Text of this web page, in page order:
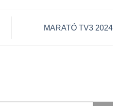
MARATÓ TV3 2024